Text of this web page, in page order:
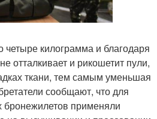
четыре килограмма и благодаря
отталкивает и рикошетит пули,
ткани, тем самым уменьшая
сообщают, что для
бронежилетов применяли